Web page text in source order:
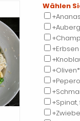
Wählen
+Ananas
+Erbsen
+Oliven*